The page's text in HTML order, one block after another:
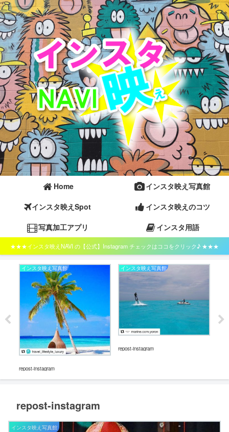
Home
インスタ映え写真館
インスタ映えSpot
インスタ映えのコツ
写真加工アプリ
インスタ用語
★★★インスタ映えNAVI の【公式】Instagram チェックはココをクリック♪ ★★★
インスタ映え写真館
repost-instagram
インスタ映え写真館
repost-instagram
repost-instagram
インスタ映え写真館